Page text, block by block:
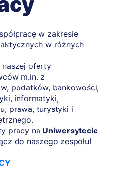
w zakresie
w różnych
naszej oferty
m.in. z
podatków, bankowości,
informatyki,
prawa, turystyki i
pracy na Uniwersytecie
do naszego zespołu!